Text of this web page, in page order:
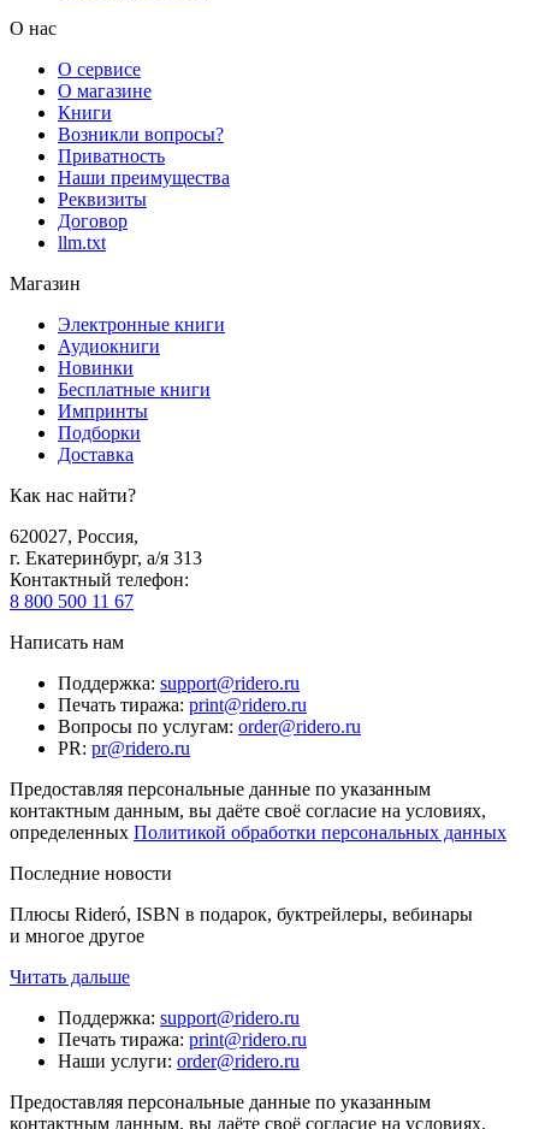
О нас
О сервисе
О магазине
Книги
Возникли вопросы?
Приватность
Наши преимущества
Реквизиты
Договор
llm.txt
Магазин
Электронные книги
Аудиокниги
Новинки
Бесплатные книги
Импринты
Подборки
Доставка
Как нас найти?
620027, Россия,
г. Екатеринбург, а/я 313
Контактный телефон:
8 800 500 11 67
Написать нам
Поддержка: support@ridero.ru
Печать тиража: print@ridero.ru
Вопросы по услугам: order@ridero.ru
PR: pr@ridero.ru
Предоставляя персональные данные по указанным
контактным данным, вы даёте своё согласие на условиях,
определенных Политикой обработки персональных данных
Последние новости
Плюсы Rideró, ISBN в подарок, буктрейлеры, вебинары
и многое другое
Читать дальше
Поддержка: support@ridero.ru
Печать тиража: print@ridero.ru
Наши услуги: order@ridero.ru
Предоставляя персональные данные по указанным
контактным данным, вы даёте своё согласие на условиях,